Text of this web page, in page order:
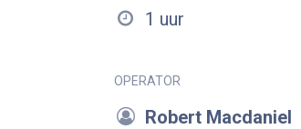
1 uur
OPERATOR
Robert Macdaniel